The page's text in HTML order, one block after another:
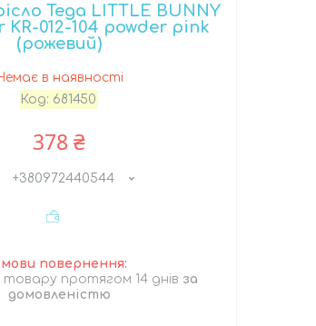
Tega LITTLE BUNNY
KR-012-104 powder pink
(рожевий)
в наявності
Код: 681450
378 ₴
+380972440544
товару протягом 14 днів за
домовленістю